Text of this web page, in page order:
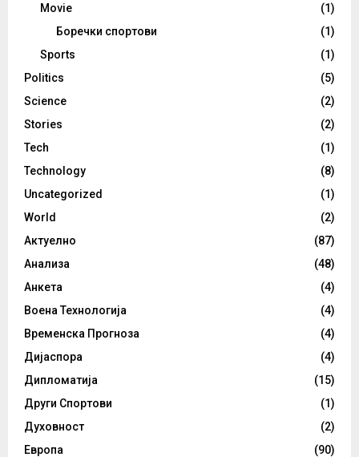
Movie
(1)
Боречки спортови
(1)
Sports
(1)
Politics
(5)
Science
(2)
Stories
(2)
Tech
(1)
Technology
(8)
Uncategorized
(1)
World
(2)
Актуелно
(87)
Анализа
(48)
Анкета
(4)
Воена Технологија
(4)
Временска Прогноза
(4)
Дијаспора
(4)
Дипломатија
(15)
Други Спортови
(1)
Духовност
(2)
Европа
(90)